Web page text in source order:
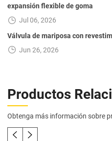
expansión flexible de goma
Jul 06, 2026
Válvula de mariposa con
Jun 26, 2026
Productos
Obtenga más información sobre